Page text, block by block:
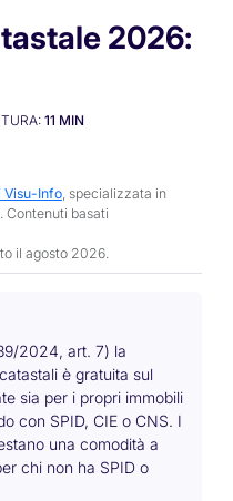
2026:
11 MIN
Visu-Info, specializzata in
Contenuti basati
il agosto 2026.
2024, art. 7) la
è gratuita sul
sia per i propri immobili
con SPID, CIE o CNS. I
una comodità a
chi non ha SPID o